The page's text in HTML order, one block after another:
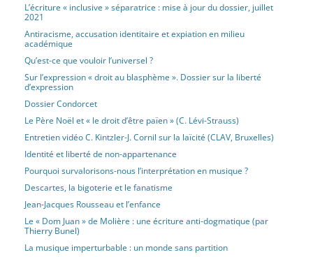
L’écriture « inclusive » séparatrice : mise à jour du dossier, juillet
2021
Antiracisme, accusation identitaire et expiation en milieu
académique
Qu’est-ce que vouloir l’universel ?
Sur l’expression « droit au blasphème ». Dossier sur la liberté
d’expression
Dossier Condorcet
Le Père Noël et « le droit d’être païen » (C. Lévi-Strauss)
Entretien vidéo C. Kintzler-J. Cornil sur la laïcité (CLAV, Bruxelles)
Identité et liberté de non-appartenance
Pourquoi survalorisons-nous l’interprétation en musique ?
Descartes, la bigoterie et le fanatisme
Jean-Jacques Rousseau et l’enfance
Le « Dom Juan » de Molière : une écriture anti-dogmatique (par
Thierry Bunel)
La musique imperturbable : un monde sans partition